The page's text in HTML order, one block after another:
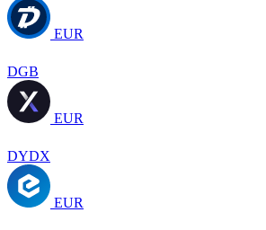
EUR
DGB
EUR
DYDX
EUR